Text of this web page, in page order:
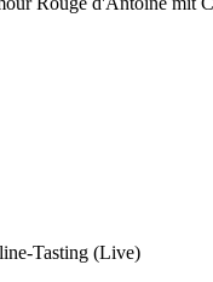
Tasting (Live)